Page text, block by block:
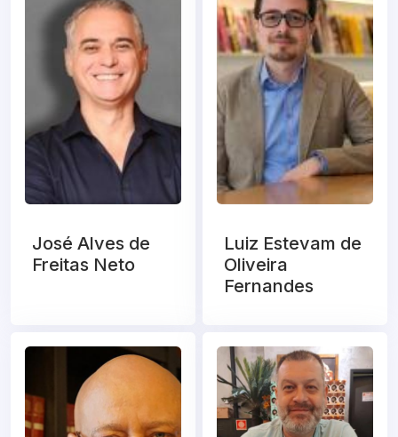
José Alves de
Freitas Neto
Luiz Estevam de
Oliveira
Fernandes